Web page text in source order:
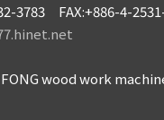
3783 FAX:+886-4-
wood work